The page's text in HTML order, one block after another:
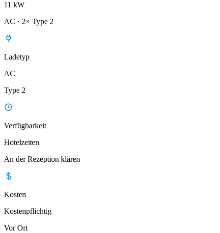
11 kW
AC · 2× Type 2
Ladetyp
AC
Type 2
Verfügbarkeit
Hotelzeiten
An der Rezeption klären
Kosten
Kostenpflichtig
Vor Ort